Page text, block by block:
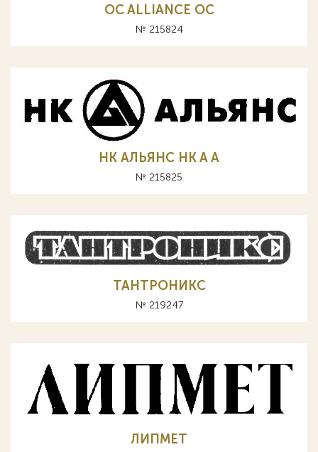
OC ALLIANCE ОС
№ 215824
НК АЛЬЯНС HK A А
№ 215825
ТАНТРОНИКС
№ 219247
ЛИПМЕТ